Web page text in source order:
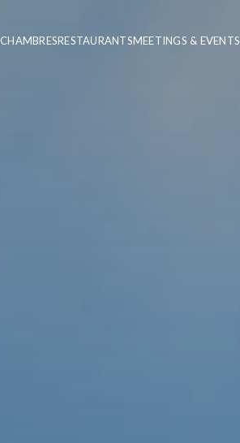
CHAMBRESRESTAURANTSMEETINGS & EVENTS